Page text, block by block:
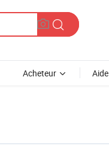
Acheteur Aide